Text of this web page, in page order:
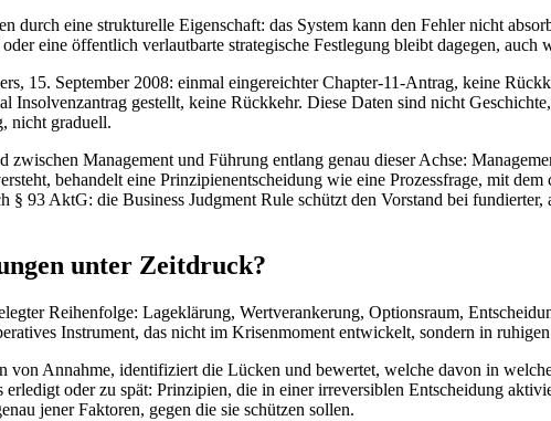
durch eine strukturelle Eigenschaft: das System kann den Fehler nicht
eine öffentlich verlautbarte strategische Festlegung bleibt dagegen, auch
15. September 2008: einmal eingereichter Chapter-11-Antrag, keine
gestellt, keine Rückkehr. Diese Daten sind nicht
nicht graduell.
Management und Führung entlang genau dieser Achse:
behandelt eine Prinzipienentscheidung wie eine Prozessfrage, mit
93 AktG: die Business Judgment Rule schützt den Vorstand bei
unter Zeitdruck?
Reihenfolge: Lageklärung, Wertverankerung, Optionsraum,
Instrument, das nicht im Krisenmoment entwickelt, sondern in
Annahme, identifiziert die Lücken und bewertet, welche davon in
oder zu spät: Prinzipien, die in einer irreversiblen Entscheidung
jener Faktoren, gegen die sie schützen sollen.